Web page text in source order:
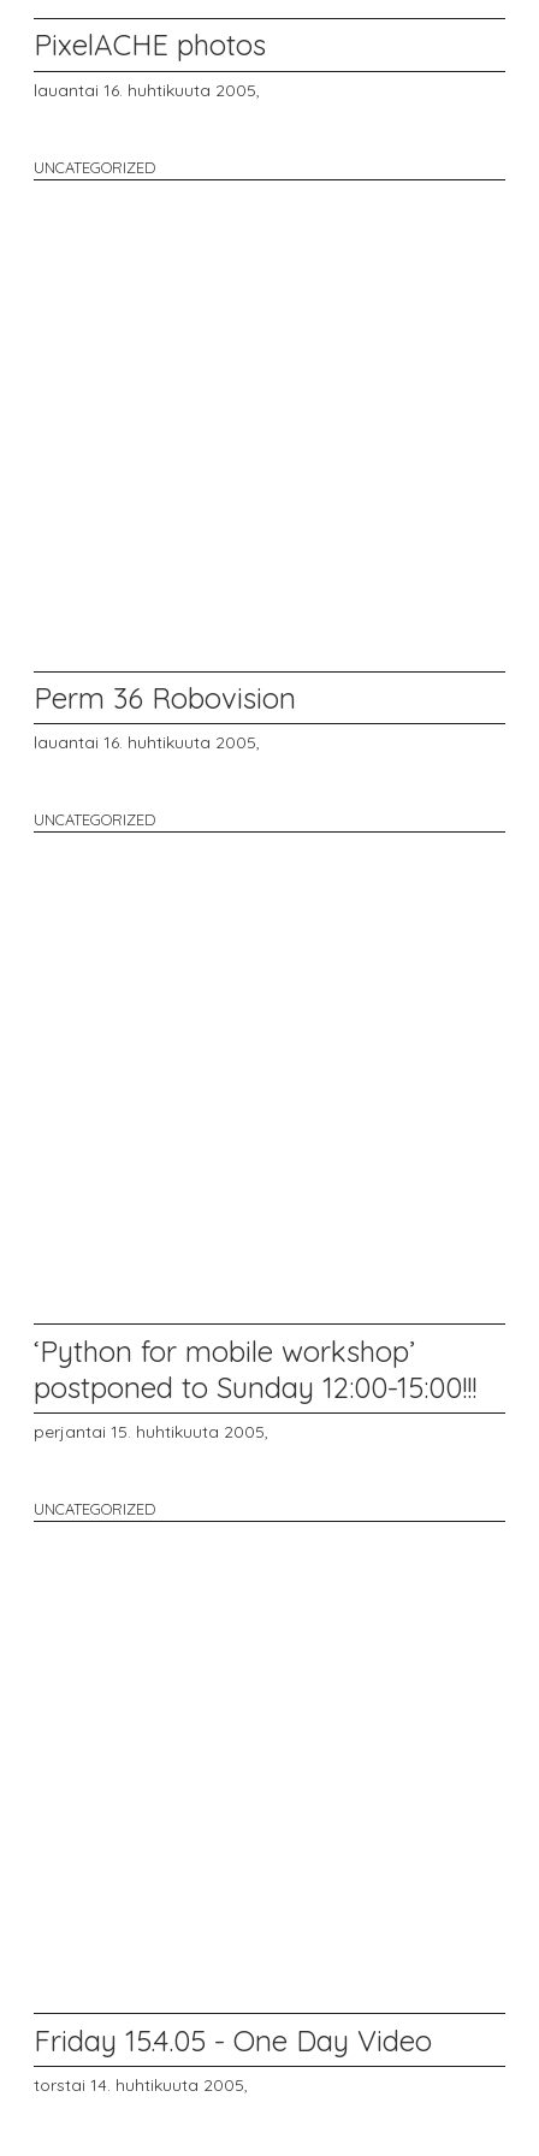
PixelACHE photos
lauantai 16. huhtikuuta 2005,
UNCATEGORIZED
Perm 36 Robovision
lauantai 16. huhtikuuta 2005,
UNCATEGORIZED
‘Python for mobile workshop’
postponed to Sunday 12:00-15:00!!!
perjantai 15. huhtikuuta 2005,
UNCATEGORIZED
Friday 15.4.05 - One Day Video
torstai 14. huhtikuuta 2005,